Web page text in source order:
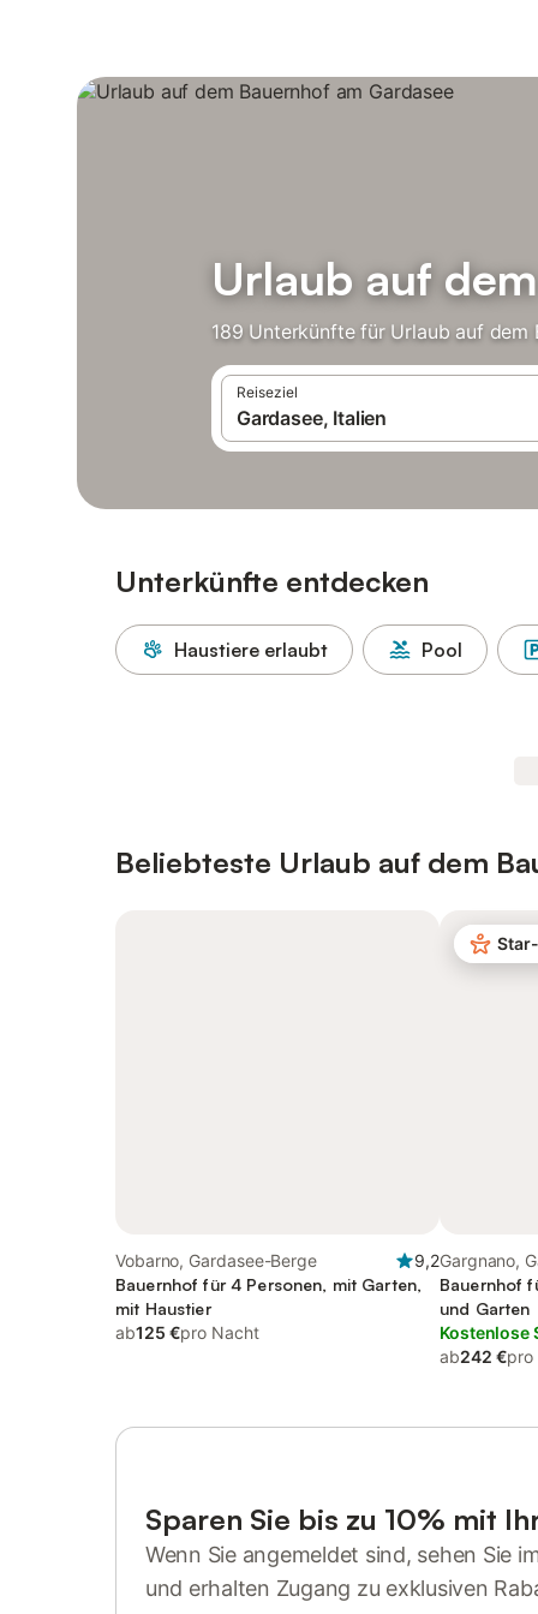
Urlaub auf
189 Unterkünfte für Urlaub auf dem
Reiseziel
Unterkünfte entdecken
Haustiere erlaubt Pool
Beliebteste Urlaub auf dem
Vobarno, Gardasee-Berge
9,2
Bauernhof für 4 Personen, mit Garten,
mit Haustier
ab125 €pro Nacht
Gargnano,
Bauernhof
und Garten
Kostenlose
ab242 €pro
Sparen Sie bis zu 10% mit
Wenn Sie angemeldet sind, sehen Sie
und erhalten Zugang zu exklusiven